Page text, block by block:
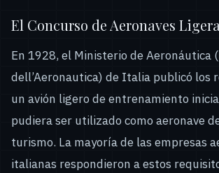
El Concurso de Aeronaves
En 1928, el Ministerio de Aeronáutica
dell’Aeronautica) de Italia publicó los
un avión ligero de entrenamiento
pudiera ser utilizado como aeronave
turismo. La mayoría de las empresas
italianas respondieron a estos